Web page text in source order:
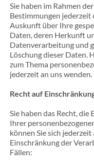
Sie haben im Rahmen
Bestimmungen jederzeit
Auskunft über Ihre
Daten, deren Herkunft
Datenverarbeitung und
Löschung dieser Daten.
zum Thema
jederzeit an uns wenden.
Recht auf
Sie haben das Recht,
Ihrer
können Sie sich
Einschränkung der
Fällen: